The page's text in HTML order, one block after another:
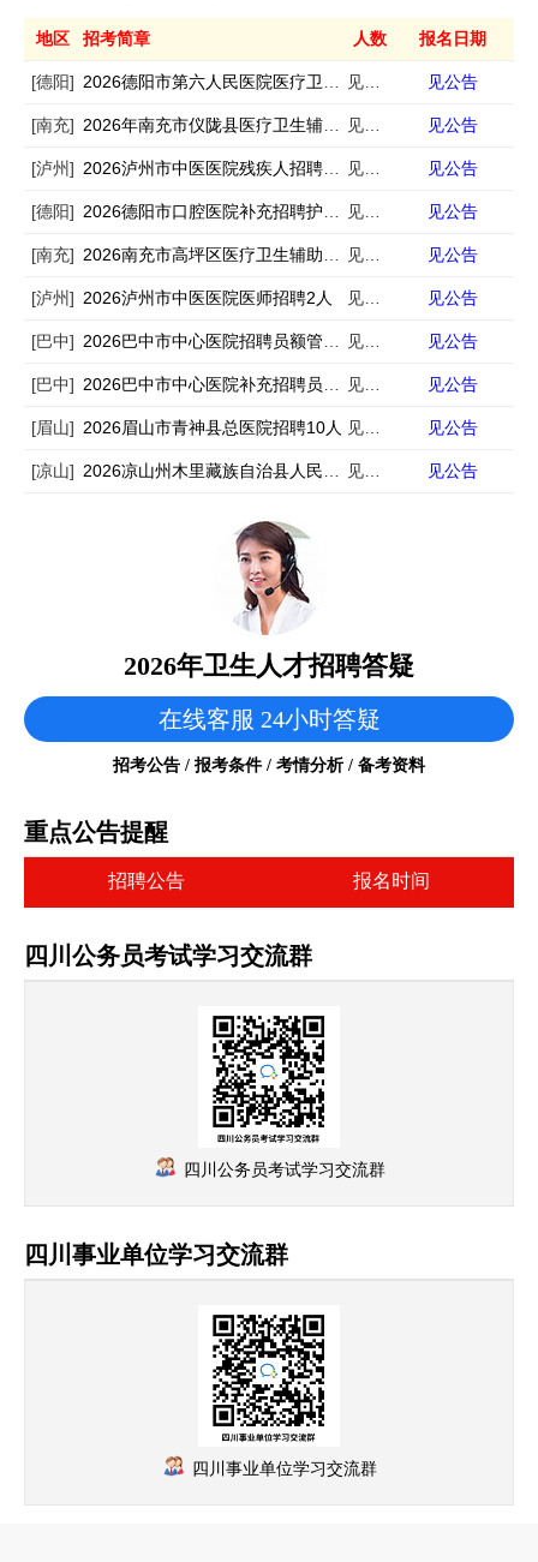
地区 招考简章 人数 报名日期
[德阳] 2026德阳市第六人民医院医疗卫生辅助岗招募15人 见公告 见公告
[南充] 2026年南充市仪陇县医疗卫生辅助岗招募公告 见公告 见公告
[泸州] 2026泸州市中医医院残疾人招聘17人 见公告 见公告
[德阳] 2026德阳市口腔医院补充招聘护理人员1人 见公告 见公告
[南充] 2026南充市高坪区医疗卫生辅助岗招募29人 见公告 见公告
[泸州] 2026泸州市中医医院医师招聘2人 见公告 见公告
[巴中] 2026巴中市中心医院招聘员额管理专业技术人员55人 见公告 见公告
[巴中] 2026巴中市中心医院补充招聘员额管理专业技术人员16人 见公告 见公告
[眉山] 2026眉山市青神县总医院招聘10人 见公告 见公告
[凉山] 2026凉山州木里藏族自治县人民医院招聘儿科护士5人 见公告 见公告
2026年卫生人才招聘答疑
在线客服 24小时答疑
招考公告 / 报考条件 / 考情分析 / 备考资料
重点公告提醒
招聘公告 报名时间
四川公务员考试学习交流群
四川公务员考试学习交流群
四川事业单位学习交流群
四川事业单位学习交流群